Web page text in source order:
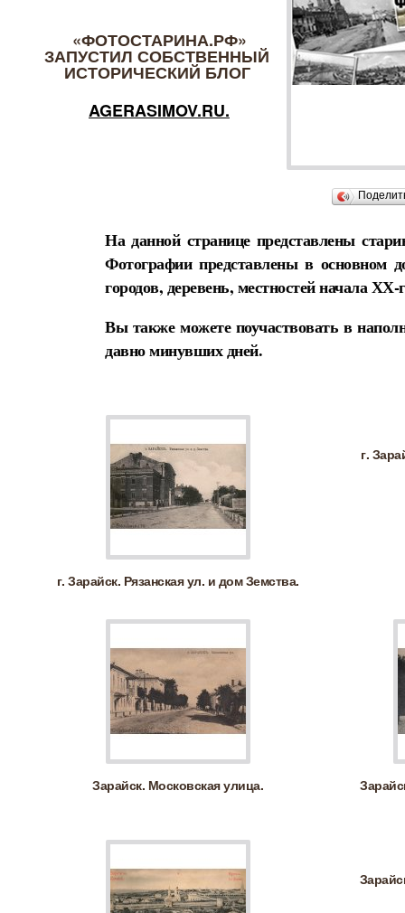
«ФОТОСТАРИНА.РФ»
ЗАПУСТИЛ СОБСТВЕННЫЙ
ИСТОРИЧЕСКИЙ БЛОГ
AGERASIMOV.RU.
На данной странице представлены
Фотографии представлены в основном
городов, деревень, местностей начала ХХ-
Вы также можете поучаствовать в
давно минувших дней.
г. Зарайск. Рязанская ул. и дом Земства.
г.
Зарайск. Московская улица.